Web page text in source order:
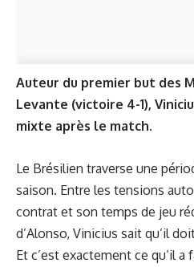
Auteur du premier but des
Levante (victoire 4-1),
mixte après le match.
Le Brésilien traverse une
saison. Entre les tensions
contrat et son temps de jeu
d’Alonso, Vinicius sait qu’il
Et c’est exactement ce qu’il